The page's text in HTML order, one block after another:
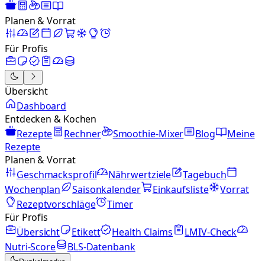
Planen & Vorrat
Für Profis
Übersicht
Dashboard
Entdecken & Kochen
Rezepte
Rechner Smoothie-Mixer Blog
Meine
Rezepte
Planen & Vorrat
Geschmacksprofil
Nährwertziele
Tagebuch
Wochenplan
Saisonkalender Einkaufsliste
Vorrat
Rezeptvorschläge
Timer
Für Profis
Übersicht
Etikett Health Claims
LMIV-Check
Nutri-Score
BLS-Datenbank